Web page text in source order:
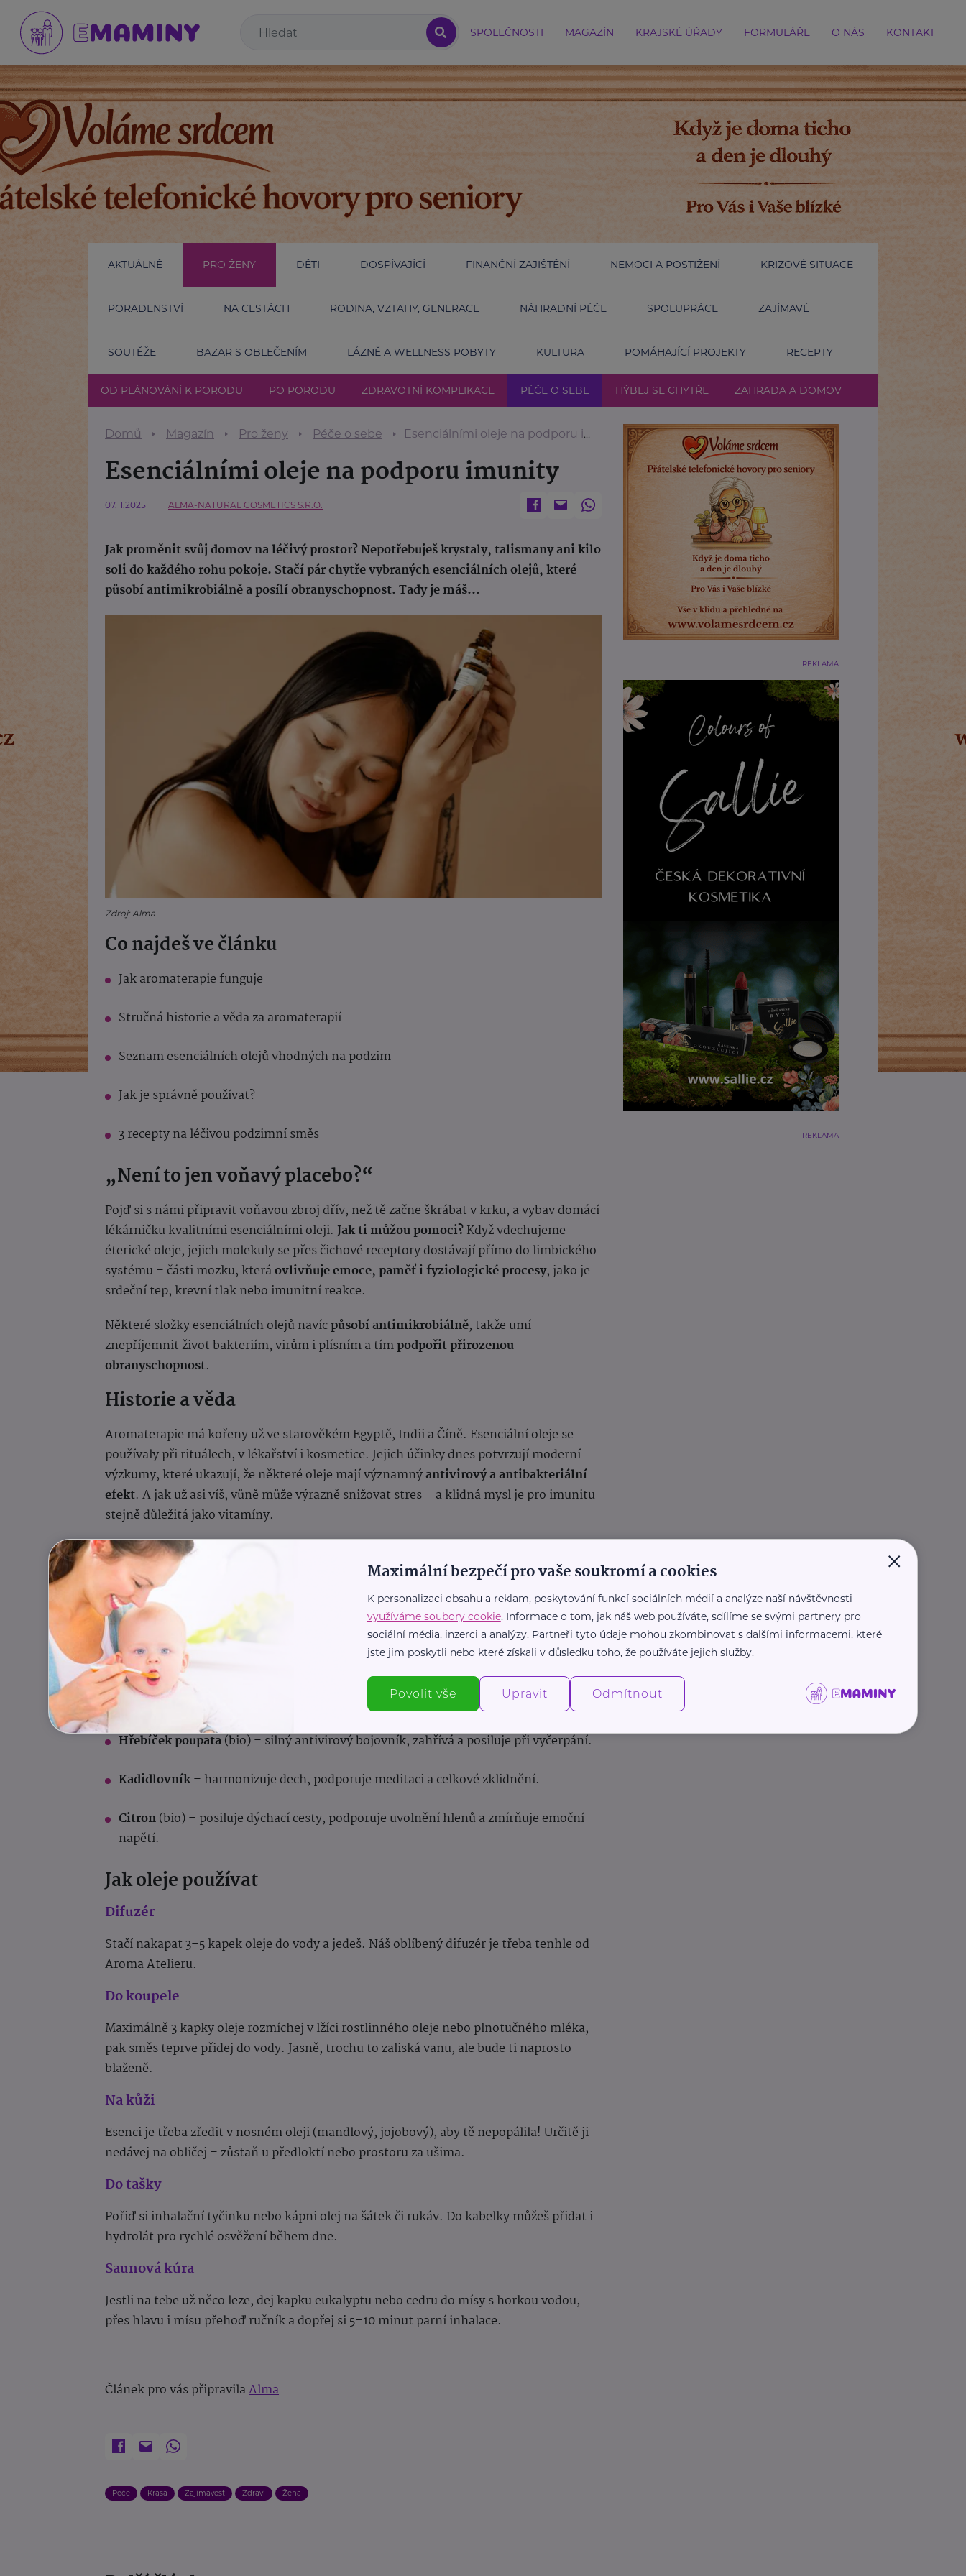
SPOLEČNOSTI MAGAZÍN KRAJSKÉ ÚŘADY FORMULÁŘE O NÁS KONTAKT
AKTUÁLNĚ PRO ŽENY DĚTI DOSPÍVAJÍCÍ FINANČNÍ ZAJIŠTĚNÍ NEMOCI A POSTIŽENÍ KRIZOVÉ SITUACE
PORADENSTVÍ NA CESTÁCH RODINA, VZTAHY, GENERACE NÁHRADNÍ PÉČE SPOLUPRÁCE ZAJÍMAVÉ
SOUTĚŽE BAZAR S OBLEČENÍM LÁZNĚ A WELLNESS POBYTY KULTURA POMÁHAJÍCÍ PROJEKTY RECEPTY
OD PLÁNOVÁNÍ K PORODU PO PORODU ZDRAVOTNÍ KOMPLIKACE PÉČE O SEBE HÝBEJ SE CHYTŘE ZAHRADA A DOMOV
Domů Magazín Pro ženy Péče o sebe Esenciálními oleje na podporu imunity
Esenciálními oleje na podporu imunity
07.11.2025 ALMA-NATURAL COSMETICS S.R.O.
Jak proměnit svůj domov na léčivý prostor? Nepotřebuješ krystaly, talismany ani kilo
soli do každého rohu pokoje. Stačí pár chytře vybraných esenciálních olejů, které
působí antimikrobiálně a posílí obranyschopnost. Tady je máš...
Zdroj: Alma
Co najdeš ve článku
Jak aromaterapie funguje
Stručná historie a věda za aromaterapií
Seznam esenciálních olejů vhodných na podzim
Jak je správně používat?
3 recepty na léčivou podzimní směs
„Není to jen voňavý placebo?“
Pojď si s námi připravit voňavou zbroj dřív, než tě začne škrábat v krku, a vybav domácí
lékárničku kvalitními esenciálními oleji.Jak ti můžou pomoci?Když vdechujeme
éterické oleje, jejich molekuly se přes čichové receptory dostávají přímo do limbického
systému – části mozku, kteráovlivňuje emoce, paměť i fyziologické procesy, jako je
srdeční tep, krevní tlak nebo imunitní reakce.
Některé složky esenciálních olejů navícpůsobí antimikrobiálně, takže umí
znepříjemnit život bakteriím, virům i plísním a tímpodpořit přirozenou
obranyschopnost.
Historie a věda
Aromaterapie má kořeny už ve starověkém Egyptě, Indii a Číně. Esenciální oleje se
používaly při rituálech, v lékařství i kosmetice. Jejich účinky dnes potvrzují moderní
výzkumy, které ukazují, že některé oleje mají významnýantivirový a antibakteriální
efekt. A jak už asi víš, vůně může výrazně snižovat stres – a klidná mysl je pro imunitu
stejně důležitá jako vitamíny.
K podzimní prevenci se skvěle hodí
Cedr atlaský
(bio) – protizánětlivý, uvolňuje dýchací cesty, posiluje pocit vnitřní
stability.
Borovice přímořská(bio) – antiseptická, osvěžuje vzduch a pomáhá při kašli a rýmě.
Pomeranč sladký
– zvedá náladu, uvolňuje napětí a podporuje imunitu jemným
povzbuzením.
Hřebíček poupata(bio) – silný antivirový bojovník, zahřívá a posiluje při vyčerpání.
Kadidlovník– harmonizuje dech, podporuje meditaci a celkové zklidnění.
Citron(bio) – posiluje dýchací cesty, podporuje uvolnění hlenů a zmírňuje emoční
napětí.
Jak oleje používat
Difuzér
Stačí nakapat 3–5 kapek oleje do vody a jedeš. Náš oblíbený difuzér je třeba tenhle od
Aroma Atelieru.
Do koupele
Maximálně 3 kapky oleje rozmíchej v lžíci rostlinného oleje nebo plnotučného mléka,
pak směs teprve přidej do vody. Jasně, trochu to zaliská vanu, ale bude ti naprosto
blaženě.
Na kůži
Esenci je třeba zředit v nosném oleji (mandlový, jojobový), aby tě nepopálila! Určitě ji
nedávej na obličej – zůstaň u předloktí nebo prostoru za ušima.
Do tašky
Pořiď si inhalační tyčinku nebo kápni olej na šátek či rukáv. Do kabelky můžeš přidat i
hydrolát pro rychlé osvěžení během dne.
Saunová kúra
Jestli na tebe už něco leze, dej kapku eukalyptu nebo cedru do mísy s horkou vodou,
přes hlavu i mísu přehoď ručník a dopřej si 5–10 minut parní inhalace.
Článek pro vás připravilaAlma
Péče Krása Zajímavost Zdraví Žena
REKLAMA
REKLAMA
×
Maximální bezpečí pro vaše soukromí a cookies
K personalizaci obsahu a reklam, poskytování funkcí sociálních médií a analýze naší návštěvnosti
využíváme soubory cookie. Informace o tom, jak náš web používáte, sdílíme se svými partnery pro
sociální média, inzerci a analýzy. Partneři tyto údaje mohou zkombinovat s dalšími informacemi, které
jste jim poskytli nebo které získali v důsledku toho, že používáte jejich služby.
Povolit vše Upravit Odmítnout